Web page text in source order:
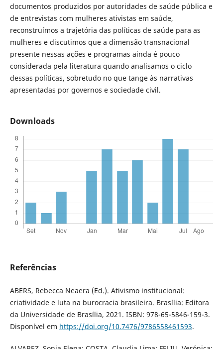
documentos produzidos por autoridades de saúde pública e
de entrevistas com mulheres ativistas em saúde,
reconstruímos a trajetória das políticas de saúde para as
mulheres e discutimos que a dimensão transnacional
presente nessas ações e programas ainda é pouco
considerada pela literatura quando analisamos o ciclo
dessas políticas, sobretudo no que tange às narrativas
apresentadas por governos e sociedade civil.
Downloads
Referências
ABERS, Rebecca Neaera (Ed.). Ativismo institucional:
criatividade e luta na burocracia brasileira. Brasília: Editora
da Universidade de Brasília, 2021. ISBN: 978-65-5846-159-3.
Disponível em https://doi.org/10.7476/9786558461593.